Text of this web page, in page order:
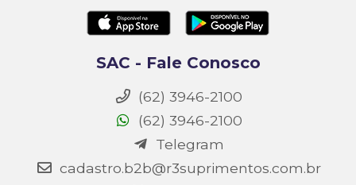
SAC - Fale Conosco
(62) 3946-2100
(62) 3946-2100
Telegram
cadastro.b2b@r3suprimentos.com.br